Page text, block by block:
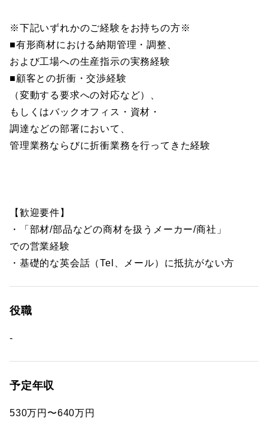
※下記いずれかのご経験をお持ちの方※
■有形商材における納期管理・調整、
および工場への生産指示の実務経験
■顧客との折衝・交渉経験
（変動する要求への対応など）、
もしくはバックオフィス・資材・
調達などの部署において、
管理業務ならびに折衝業務を行ってきた経験
【歓迎要件】
・「部材/部品などの商材を扱うメーカー/商社」
での営業経験
・基礎的な英会話（Tel、メール）に抵抗がない方
役職
-
予定年収
530万円〜640万円